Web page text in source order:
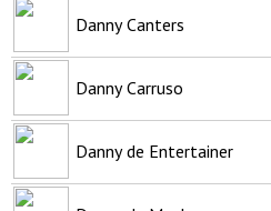
Danny Canters
Danny Carruso
Danny de Entertainer